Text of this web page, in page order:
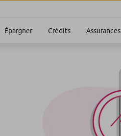
Épargner Crédits Assurances